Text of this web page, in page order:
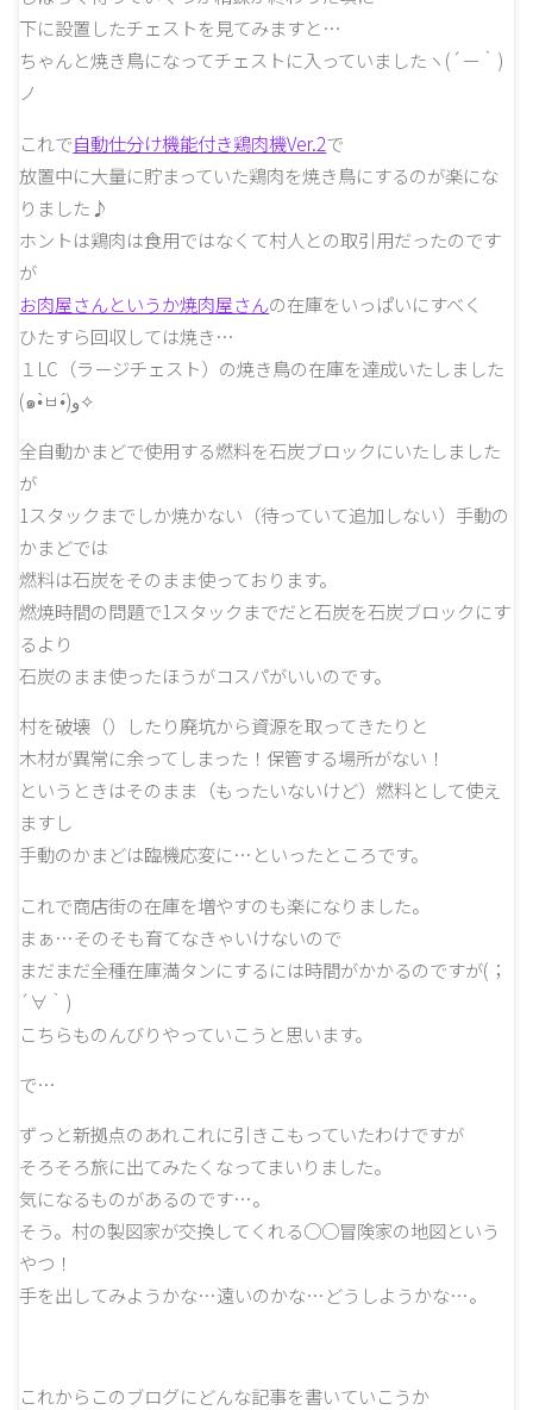
下に設置したチェストを見てみますと…
ちゃんと焼き鳥になってチェストに入っていましたヽ(´ー｀)
ノ
これで自動仕分け機能付き鶏肉機Ver.2で
放置中に大量に貯まっていた鶏肉を焼き鳥にするのが楽にな
りました♪
ホントは鶏肉は食用ではなくて村人との取引用だったのです
が
お肉屋さんというか焼肉屋さんの在庫をいっぱいにすべく
ひたすら回収しては焼き…
１LC（ラージチェスト）の焼き鳥の在庫を達成いたしました
(๑•̀ㅂ•́)و✧
全自動かまどで使用する燃料を石炭ブロックにいたしました
が
1スタックまでしか焼かない（待っていて追加しない）手動の
かまどでは
燃料は石炭をそのまま使っております。
燃焼時間の問題で1スタックまでだと石炭を石炭ブロックにす
るより
石炭のまま使ったほうがコスパがいいのです。
村を破壊（）したり廃坑から資源を取ってきたりと
木材が異常に余ってしまった！保管する場所がない！
というときはそのまま（もったいないけど）燃料として使え
ますし
手動のかまどは臨機応変に…といったところです。
これで商店街の在庫を増やすのも楽になりました。
まぁ…そのそも育てなきゃいけないので
まだまだ全種在庫満タンにするには時間がかかるのですが(；
´∀｀)
こちらものんびりやっていこうと思います。
で…
ずっと新拠点のあれこれに引きこもっていたわけですが
そろそろ旅に出てみたくなってまいりました。
気になるものがあるのです…。
そう。村の製図家が交換してくれる○○冒険家の地図という
やつ！
手を出してみようかな…遠いのかな…どうしようかな…。
これからこのブログにどんな記事を書いていこうか